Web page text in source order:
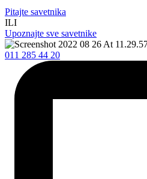
Pitajte savetnika
ILI
Upoznajte sve savetnike
011 285 44 20